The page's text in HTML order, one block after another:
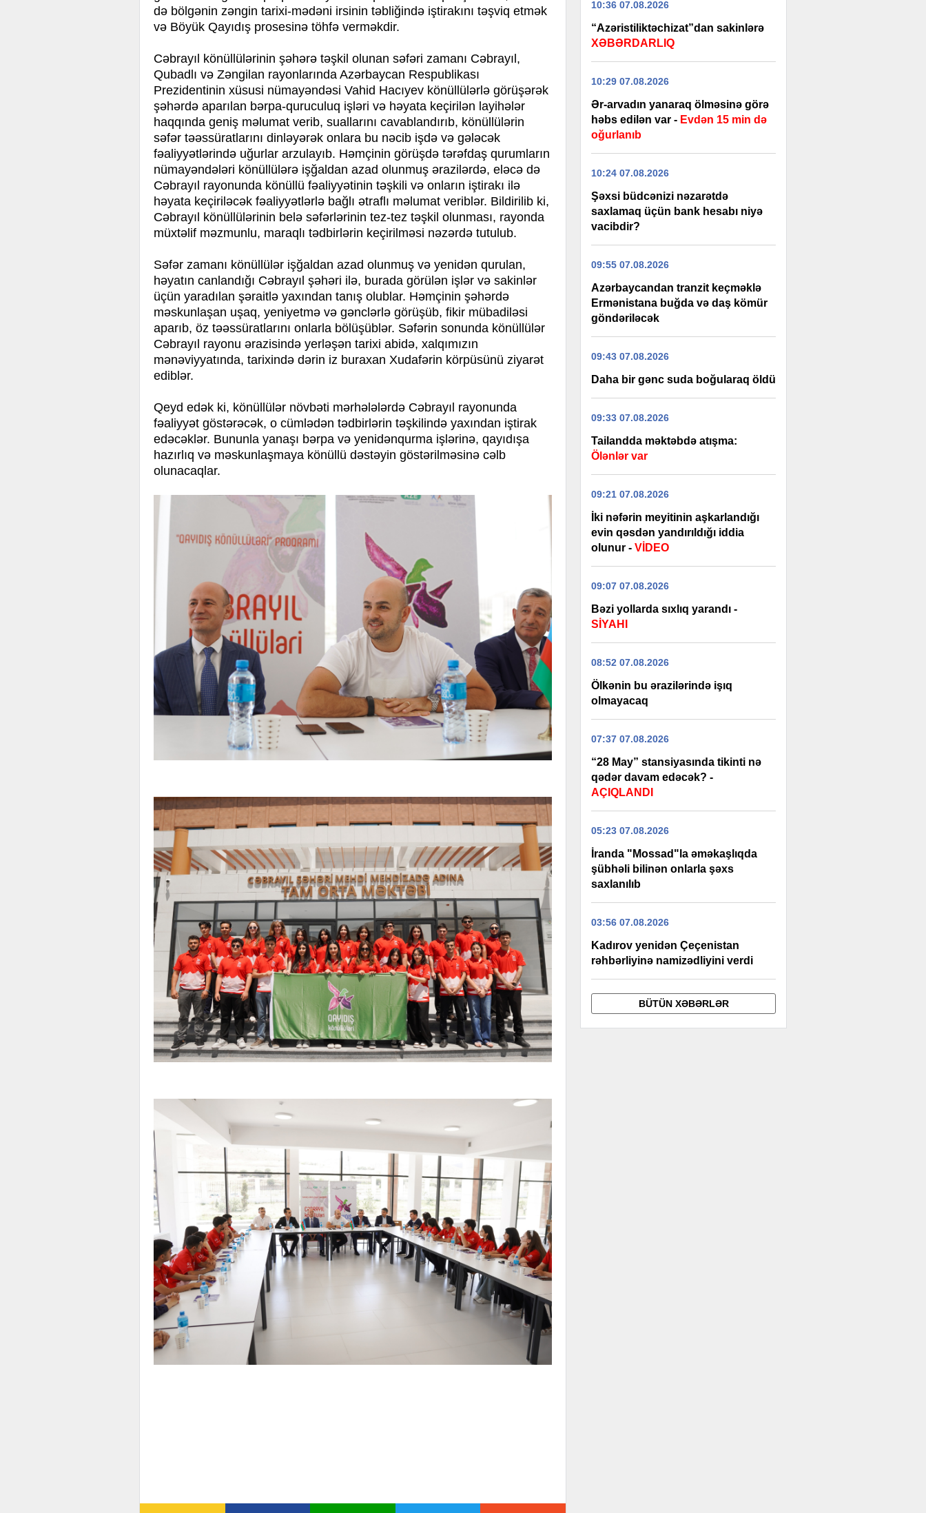
də bölgənin zəngin tarixi-mədəni irsinin təbliğində iştirakını təşviq etmək
və Böyük Qayıdış prosesinə töhfə verməkdir.
Cəbrayıl könüllülərinin şəhərə təşkil olunan səfəri zamanı Cəbrayıl,
Qubadlı və Zəngilan rayonlarında Azərbaycan Respublikası
Prezidentinin xüsusi nümayəndəsi Vahid Hacıyev könüllülərlə görüşərək
şəhərdə aparılan bərpa-quruculuq işləri və həyata keçirilən layihələr
haqqında geniş məlumat verib, suallarını cavablandırıb, könüllülərin
səfər təəssüratlarını dinləyərək onlara bu nəcib işdə və gələcək
fəaliyyətlərində uğurlar arzulayıb. Həmçinin görüşdə tərəfdaş qurumların
nümayəndələri könüllülərə işğaldan azad olunmuş ərazilərdə, eləcə də
Cəbrayıl rayonunda könüllü fəaliyyətinin təşkili və onların iştirakı ilə
həyata keçiriləcək fəaliyyətlərlə bağlı ətraflı məlumat veriblər. Bildirilib ki,
Cəbrayıl könüllülərinin belə səfərlərinin tez-tez təşkil olunması, rayonda
müxtəlif məzmunlu, maraqlı tədbirlərin keçirilməsi nəzərdə tutulub.
Səfər zamanı könüllülər işğaldan azad olunmuş və yenidən qurulan,
həyatın canlandığı Cəbrayıl şəhəri ilə, burada görülən işlər və sakinlər
üçün yaradılan şəraitlə yaxından tanış olublar. Həmçinin şəhərdə
məskunlaşan uşaq, yeniyetmə və gənclərlə görüşüb, fikir mübadiləsi
aparıb, öz təəssüratlarını onlarla bölüşüblər. Səfərin sonunda könüllülər
Cəbrayıl rayonu ərazisində yerləşən tarixi abidə, xalqımızın
mənəviyyatında, tarixində dərin iz buraxan Xudafərin körpüsünü ziyarət
ediblər.
Qeyd edək ki, könüllülər növbəti mərhələlərdə Cəbrayıl rayonunda
fəaliyyət göstərəcək, o cümlədən tədbirlərin təşkilində yaxından iştirak
edəcəklər. Bununla yanaşı bərpa və yenidənqurma işlərinə, qayıdışa
hazırlıq və məskunlaşmaya könüllü dəstəyin göstərilməsinə cəlb
olunacaqlar.
10:36 07.08.2026
“Azəristiliktəchizat”dan sakinlərə
XƏBƏRDARLIQ
10:29 07.08.2026
Ər-arvadın yanaraq ölməsinə görə
həbs edilən var - Evdən 15 min də
oğurlanıb
10:24 07.08.2026
Şəxsi büdcənizi nəzarətdə
saxlamaq üçün bank hesabı niyə
vacibdir?
09:55 07.08.2026
Azərbaycandan tranzit keçməklə
Ermənistana buğda və daş kömür
göndəriləcək
09:43 07.08.2026
Daha bir gənc suda boğularaq öldü
09:33 07.08.2026
Tailandda məktəbdə atışma:
Ölənlər var
09:21 07.08.2026
İki nəfərin meyitinin aşkarlandığı
evin qəsdən yandırıldığı iddia
olunur - VİDEO
09:07 07.08.2026
Bəzi yollarda sıxlıq yarandı -
SİYAHI
08:52 07.08.2026
Ölkənin bu ərazilərində işıq
olmayacaq
07:37 07.08.2026
“28 May” stansiyasında tikinti nə
qədər davam edəcək? -
AÇIQLANDI
05:23 07.08.2026
İranda "Mossad"la əməkaşlıqda
şübhəli bilinən onlarla şəxs
saxlanılıb
03:56 07.08.2026
Kadırov yenidən Çeçenistan
rəhbərliyinə namizədliyini verdi
BÜTÜN XƏBƏRLƏR